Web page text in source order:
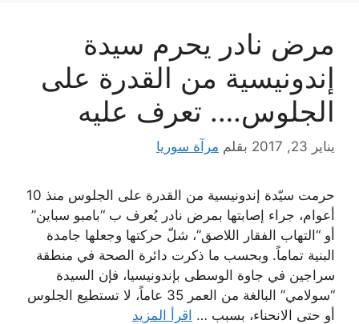
مرض نادر يحرم سيدة
إندونيسية من القدرة على
الجلوس…. تعرف عليه
يناير 23, 2017 بقلم مرآة سوريا
حرمت سيّدة إندونيسية من القدرة على الجلوس منذ 10
أعوام، جراء إصابتها بمرض نادر يُعرف ب “بامبو سباين”
أو “التهاب الفقار اللاصق”، شلّ حركتها وجعلها جامدة
البنية تماماً. وبحسب ما ذكرت دائرة الصحة في منطقة
سراجين في جاوة الوسطى بإندونيسيا، فإن السيدة
“سولامي” البالغة من العمر 35 عاماً، لا تستطيع الجلوس
أو حتى الانحناء، بسبب … اقرأ المزيد